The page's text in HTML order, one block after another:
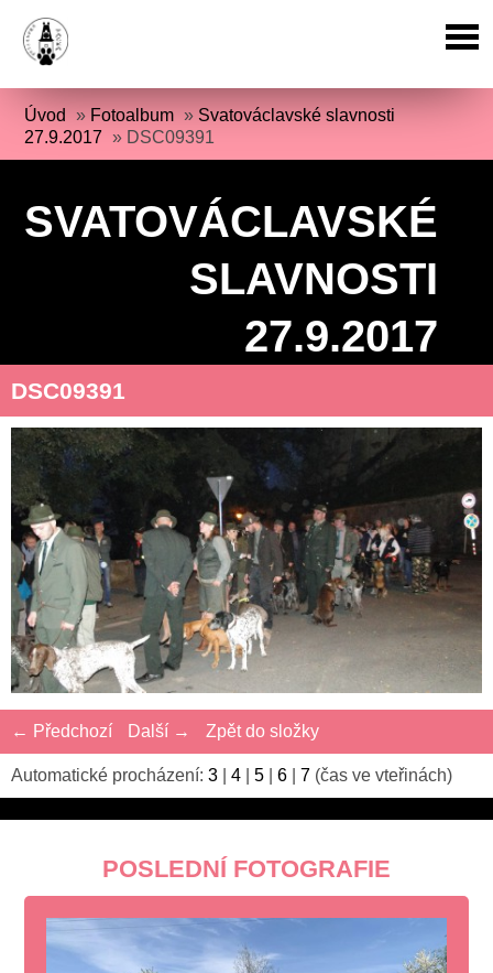
Úvod » Fotoalbum » Svatováclavské slavnosti
27.9.2017 » DSC09391
SVATOVÁCLAVSKÉ
SLAVNOSTI
27.9.2017
DSC09391
← Předchozí Další → Zpět do složky
Automatické procházení: 3 4 5 6 7 (čas ve vteřinách)
POSLEDNÍ FOTOGRAFIE